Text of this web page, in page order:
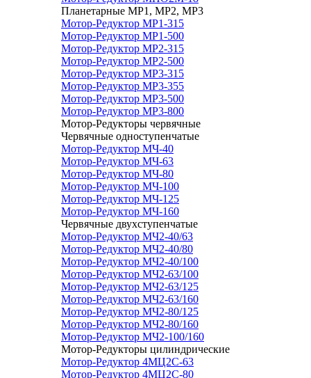
Планетарные МР1, МР2, МР3
Мотор-Редуктор МР1-315
Мотор-Редуктор МР1-500
Мотор-Редуктор МР2-315
Мотор-Редуктор МР2-500
Мотор-Редуктор МР3-315
Мотор-Редуктор МР3-355
Мотор-Редуктор МР3-500
Мотор-Редуктор МР3-800
Мотор-Редукторы червячные
Червячные одноступенчатые
Мотор-Редуктор МЧ-40
Мотор-Редуктор МЧ-63
Мотор-Редуктор МЧ-80
Мотор-Редуктор МЧ-100
Мотор-Редуктор МЧ-125
Мотор-Редуктор МЧ-160
Червячные двухступенчатые
Мотор-Редуктор МЧ2-40/63
Мотор-Редуктор МЧ2-40/80
Мотор-Редуктор МЧ2-40/100
Мотор-Редуктор МЧ2-63/100
Мотор-Редуктор МЧ2-63/125
Мотор-Редуктор МЧ2-63/160
Мотор-Редуктор МЧ2-80/125
Мотор-Редуктор МЧ2-80/160
Мотор-Редуктор МЧ2-100/160
Мотор-Редукторы цилиндрические
Мотор-Редуктор 4МЦ2С-63
Мотор-Редуктор 4МЦ2С-80